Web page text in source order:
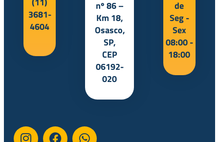
3681-
4604
nº 86 –
Km 18,
Osasco,
SP,
CEP
06192-
020
de
Seg -
Sex
08:00 -
18:00